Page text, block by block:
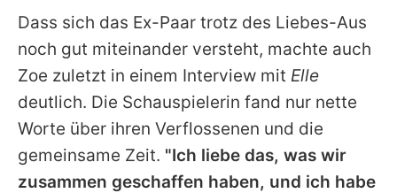
Dass sich das Ex-Paar trotz des Liebes-Aus
noch gut miteinander versteht, machte auch
Zoe zuletzt in einem Interview mit Elle
deutlich. Die Schauspielerin fand nur nette
Worte über ihren Verflossenen und die
gemeinsame Zeit. "Ich liebe das, was wir
zusammen geschaffen haben, und ich habe